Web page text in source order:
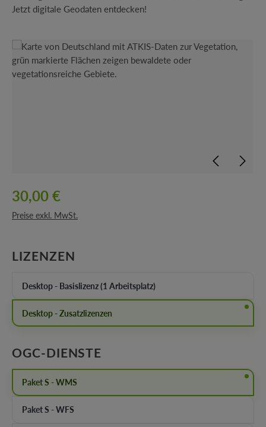
Jetzt digitale Geodaten entdecken!
Bildergalerie überspringen
30,00 €
Preise exkl. MwSt.
LIZENZEN
Desktop - Basislizenz (1 Arbeitsplatz)
Desktop - Zusatzlizenzen
OGC-DIENSTE
Paket S - WMS
Paket S - WFS